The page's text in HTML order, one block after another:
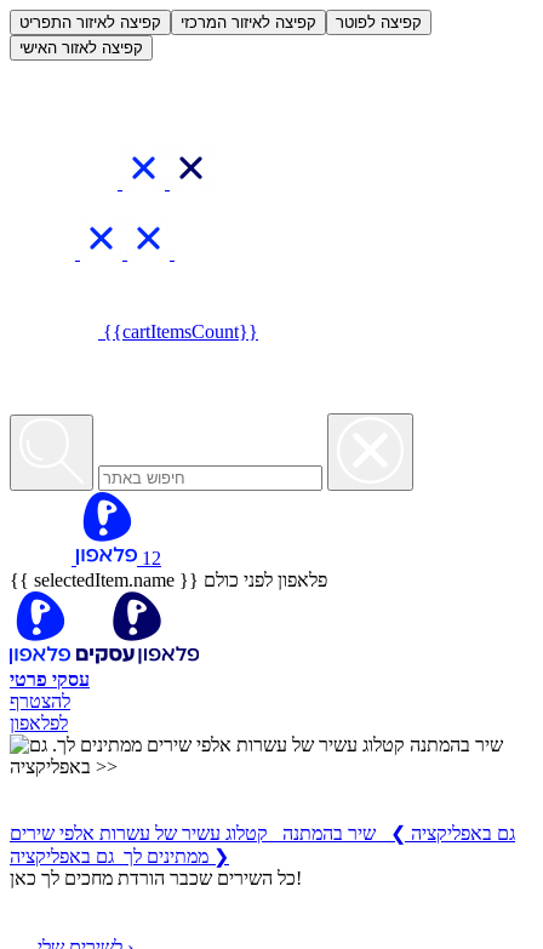
קפיצה לאיזור התפריט קפיצה לאיזור המרכזי
קפיצה לפוטר
קפיצה לאזור האישי
{{cartItemsCount}}
12
{{ selectedItem.name }} פלאפון לפני כולם
עסקי פרטי
להצטרף
לפלאפון
גם באפליקציה ❯
שיר בהמתנה קטלוג עשיר של עשרות אלפי שירים
ממתינים לך גם באפליקציה ❯
כל השירים שכבר הורדת מחכים לך כאן!